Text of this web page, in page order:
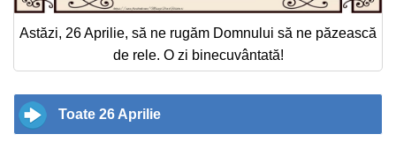
Astăzi, 26 Aprilie, să ne rugăm Domnului să ne păzească
de rele. O zi binecuvântată!
Toate 26 Aprilie